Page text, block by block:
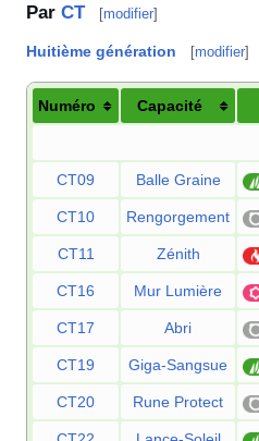
Par CT [modifier]
Huitième génération [modifier]
Numéro Capacité
CT09 Balle Graine
CT10 Rengorgement
CT11 Zénith
CT16 Mur Lumière
CT17 Abri
CT19 Giga-Sangsue
CT20 Rune Protect